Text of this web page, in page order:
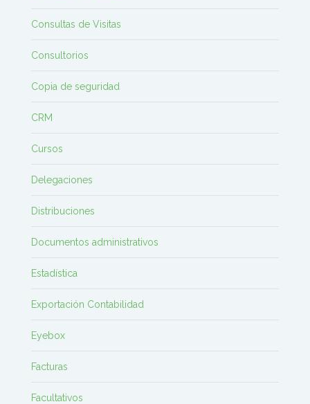
Consultas de Visitas
Consultorios
Copia de seguridad
CRM
Cursos
Delegaciones
Distribuciones
Documentos administrativos
Estadística
Exportación Contabilidad
Eyebox
Facturas
Facultativos